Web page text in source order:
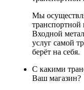
Мы
Входной
услуг самой
берёт на себя.
С какими
Ваш магазин?